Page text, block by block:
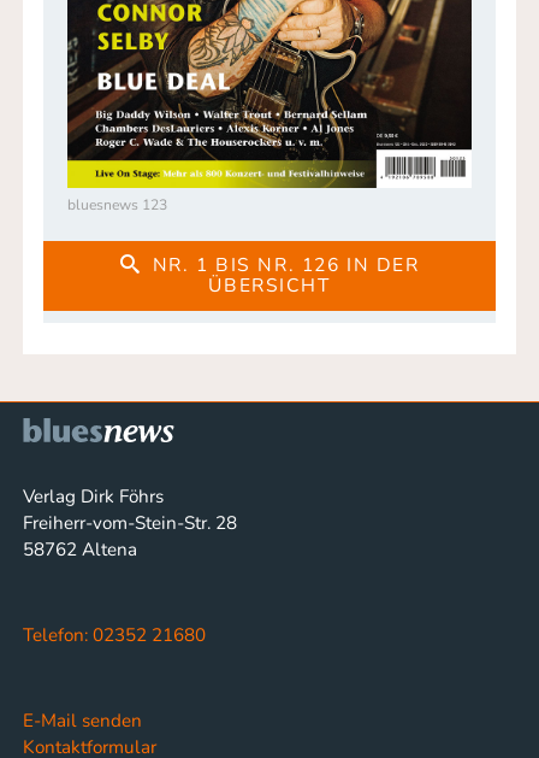
bluesnews 123
NR. 1 BIS NR. 126 IN DER
ÜBERSICHT
Verlag Dirk Föhrs
Freiherr-vom-Stein-Str. 28
58762 Altena
Telefon: 02352 21680
E-Mail senden
Kontaktformular